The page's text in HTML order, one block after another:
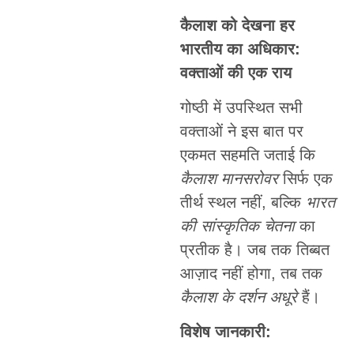
कैलाश को देखना हर
भारतीय का अधिकार:
वक्ताओं की एक राय
गोष्ठी में उपस्थित सभी
वक्ताओं ने इस बात पर
एकमत सहमति जताई कि
कैलाश मानसरोवरसिर्फ एक
तीर्थ स्थल नहीं, बल्कि भारत
की सांस्कृतिक चेतनाका
प्रतीक है। जब तक तिब्बत
आज़ाद नहीं होगा, तब तक
कैलाश के दर्शन अधूरेहैं।
विशेष जानकारी: